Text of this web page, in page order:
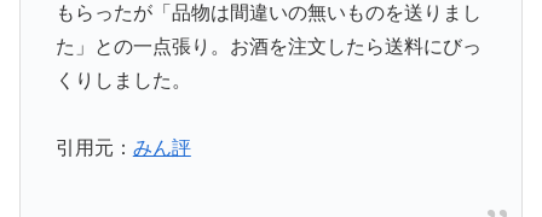
もらったが「品物は間違いの無いものを送りまし
た」との一点張り。お酒を注文したら送料にびっ
くりしました。
引用元： みん評